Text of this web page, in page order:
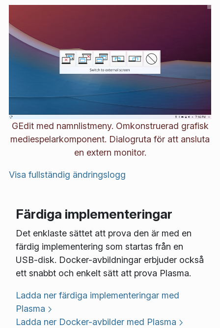
GEdit med namnlistmeny. Omkonstruerad grafisk
mediespelarkomponent. Dialogruta för att ansluta
en extern monitor.
Visa fullständig ändringslogg
Färdiga implementeringar
Det enklaste sättet att prova den är med en
färdig implementering som startas från en
USB-disk. Docker-avbildningar erbjuder också
ett snabbt och enkelt sätt att prova Plasma.
Ladda ner färdiga implementeringar med
Plasma
Ladda ner Docker-avbilder med Plasma